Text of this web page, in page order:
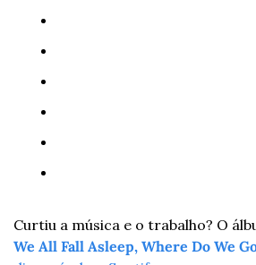
Curtiu a música e o trabalho? O
We All Fall Asleep, Where Do We